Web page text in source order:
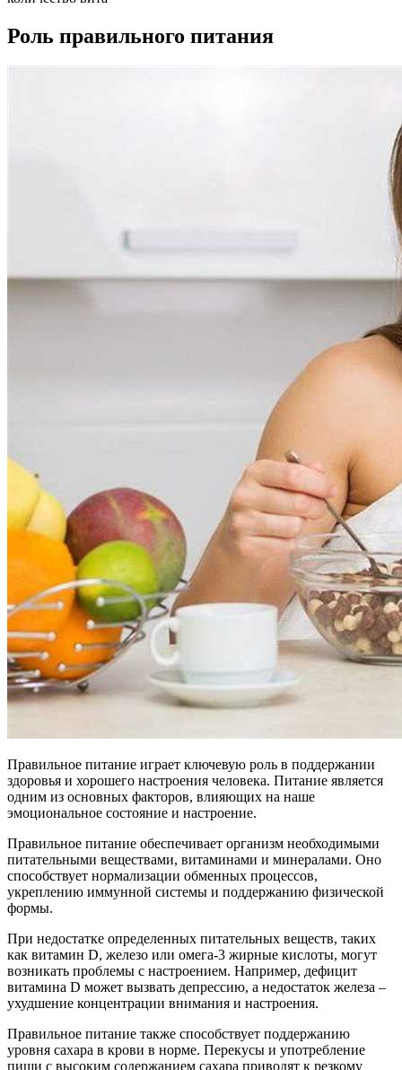
Роль правильного питания
Правильное питание играет ключевую роль в поддержании
здоровья и хорошего настроения человека. Питание является
одним из основных факторов, влияющих на наше
эмоциональное состояние и настроение.
Правильное питание обеспечивает организм необходимыми
питательными веществами, витаминами и минералами. Оно
способствует нормализации обменных процессов,
укреплению иммунной системы и поддержанию физической
формы.
При недостатке определенных питательных веществ, таких
как витамин D, железо или омега-3 жирные кислоты, могут
возникать проблемы с настроением. Например, дефицит
витамина D может вызвать депрессию, а недостаток железа –
ухудшение концентрации внимания и настроения.
Правильное питание также способствует поддержанию
уровня сахара в крови в норме. Перекусы и употребление
пищи с высоким содержанием сахара приводят к резкому